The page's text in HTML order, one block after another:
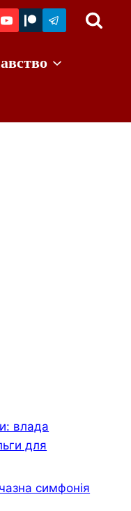
влада
для
симфонія